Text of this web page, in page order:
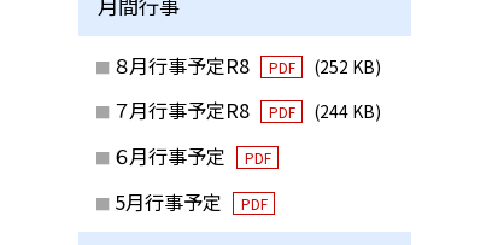
８月行事予定R8 PDF (252 KB)
７月行事予定R8 PDF (244 KB)
６月行事予定 PDF
5月行事予定 PDF